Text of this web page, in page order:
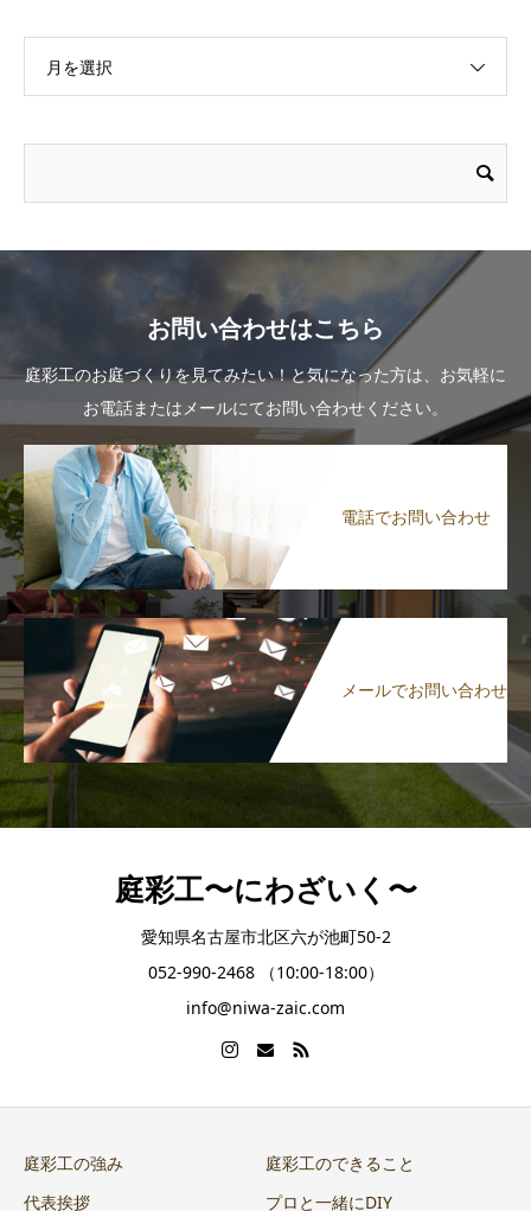
月を選択
お問い合わせはこちら
庭彩工のお庭づくりを見てみたい！と気になった方は、お気軽に
お電話またはメールにてお問い合わせください。
電話でお問い合わせ
メールでお問い合わせ
庭彩工〜にわざいく〜
愛知県名古屋市北区六が池町50-2
052-990-2468 （10:00-18:00）
info@niwa-zaic.com
庭彩工の強み
庭彩工のできること
代表挨拶
プロと一緒にDIY